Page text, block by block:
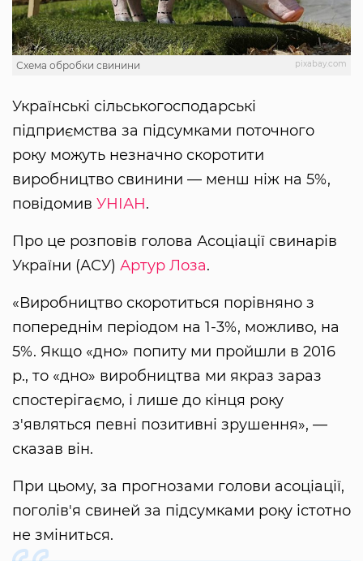
pixabay.com
Схема обробки свинини
Українські сільськогосподарські
підприємства за підсумками поточного
року можуть незначно скоротити
виробництво свинини — менш ніж на 5%,
повідомив УНІАН.
Про це розповів голова Асоціації свинарів
України (АСУ) Артур Лоза.
«Виробництво скоротиться порівняно з
попереднім періодом на 1-3%, можливо, на
5%. Якщо «дно» попиту ми пройшли в 2016
р., то «дно» виробництва ми якраз зараз
спостерігаємо, і лише до кінця року
з'являться певні позитивні зрушення», —
сказав він.
При цьому, за прогнозами голови асоціації,
поголів'я свиней за підсумками року істотно
не зміниться.